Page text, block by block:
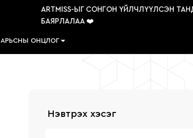
ARTMISS-ЫГ СОНГОН ҮЙЛЧЛҮҮЛСЭН ТАНД
БАЯРЛАЛАА ❤️
АРЬСНЫ ОНЦЛОГ
Нэвтрэх хэсэг